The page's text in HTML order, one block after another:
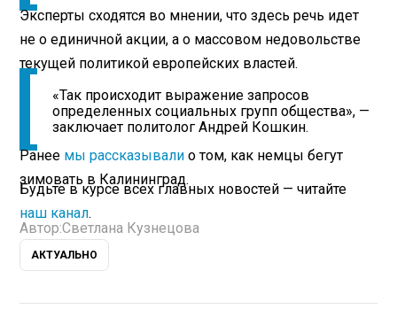
Эксперты сходятся во мнении, что здесь речь идет
не о единичной акции, а о массовом недовольстве
текущей политикой европейских властей.
«Так происходит выражение запросов
определенных социальных групп общества», —
заключает политолог Андрей Кошкин.
Ранее мы рассказывали о том, как немцы бегут
зимовать в Калининград.
Будьте в курсе всех главных новостей — читайте
наш канал.
Автор:Светлана Кузнецова
АКТУАЛЬНО